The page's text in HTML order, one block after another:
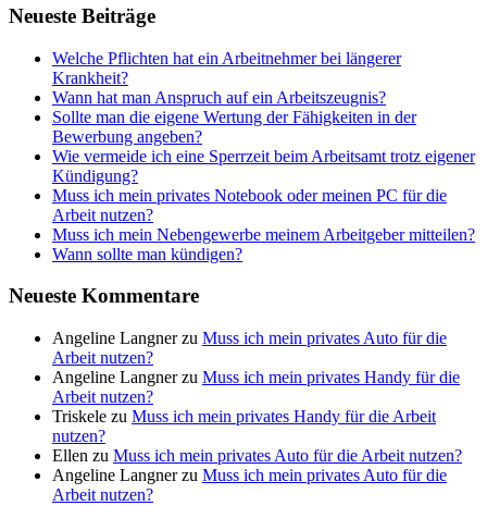
Neueste Beiträge
Welche Pflichten hat ein Arbeitnehmer bei längerer
Krankheit?
Wann hat man Anspruch auf ein Arbeitszeugnis?
Sollte man die eigene Wertung der Fähigkeiten in der
Bewerbung angeben?
Wie vermeide ich eine Sperrzeit beim Arbeitsamt trotz eigener
Kündigung?
Muss ich mein privates Notebook oder meinen PC für die
Arbeit nutzen?
Muss ich mein Nebengewerbe meinem Arbeitgeber mitteilen?
Wann sollte man kündigen?
Neueste Kommentare
Angeline Langnerzu Muss ich mein privates Auto für die
Arbeit nutzen?
Angeline Langnerzu Muss ich mein privates Handy für die
Arbeit nutzen?
Triskele zu Muss ich mein privates Handy für die Arbeit
nutzen?
Ellen zu Muss ich mein privates Auto für die Arbeit nutzen?
Angeline Langnerzu Muss ich mein privates Auto für die
Arbeit nutzen?